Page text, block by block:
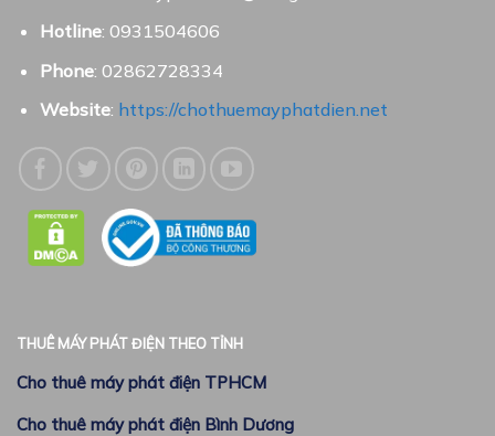
Hotline: 0931504606
Phone: 02862728334
Website: https://chothuemayphatdien.net
THUÊ MÁY PHÁT ĐIỆN THEO TỈNH
Cho thuê máy phát điện TPHCM
Cho thuê máy phát điện Bình Dương